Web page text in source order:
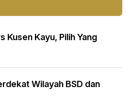
Kusen Kayu, Pilih Yang
Wilayah BSD dan